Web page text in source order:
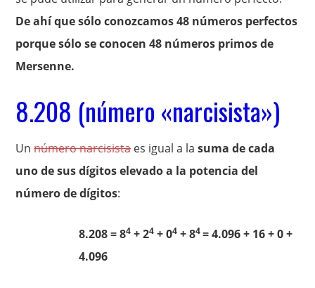
De ahí que sólo conozcamos 48 números perfectos
porque sólo se conocen 48 números primos de
Mersenne.
8.208 (número «narcisista»)
Unnúmero narcisistaes igual a lasuma de cada
uno de sus dígitos elevado a la potencia del
número de dígitos:
8.208 = 84 + 24 + 04 + 84= 4.096 + 16 + 0 +
4.096